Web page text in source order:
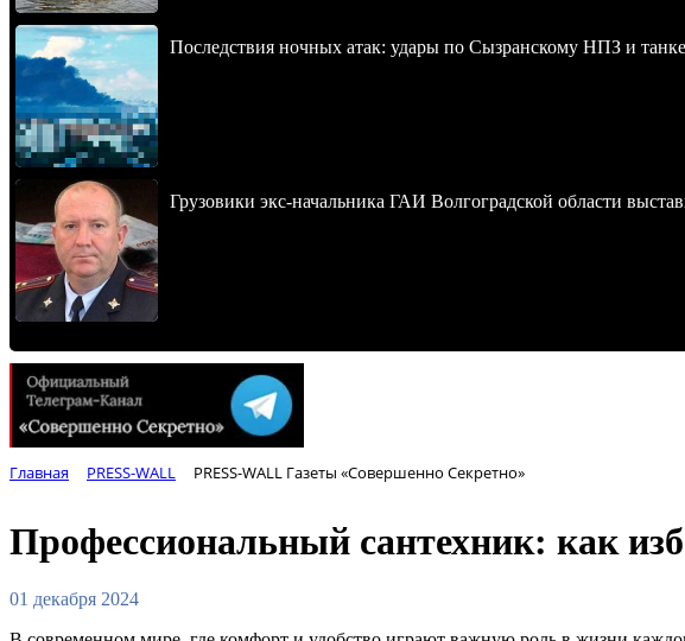
Последствия ночных атак: удары по Сызранскому НПЗ и
Грузовики экс-начальника ГАИ Волгоградской области
Главная PRESS-WALL PRESS-WALL Газеты «Совершенно Секретно»
Профессиональный сантехник: как
01 декабря 2024